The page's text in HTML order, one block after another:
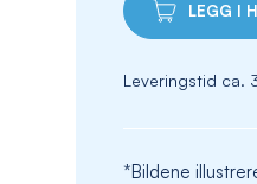
LEGG I
Leveringstid ca.
*Bildene